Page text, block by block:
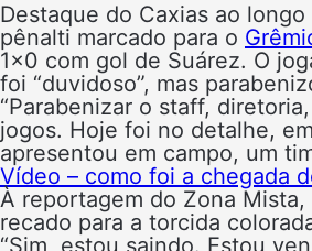
Destaque do Caxias ao
pênalti marcado para o
1×0 com gol de Suárez. O
foi “duvidoso”, mas
“Parabenizar o staff,
jogos. Hoje foi no detalhe,
apresentou em campo, um
Vídeo – como foi a chegada
À reportagem do Zona
recado para a torcida
“Sim, estou saindo. Estou